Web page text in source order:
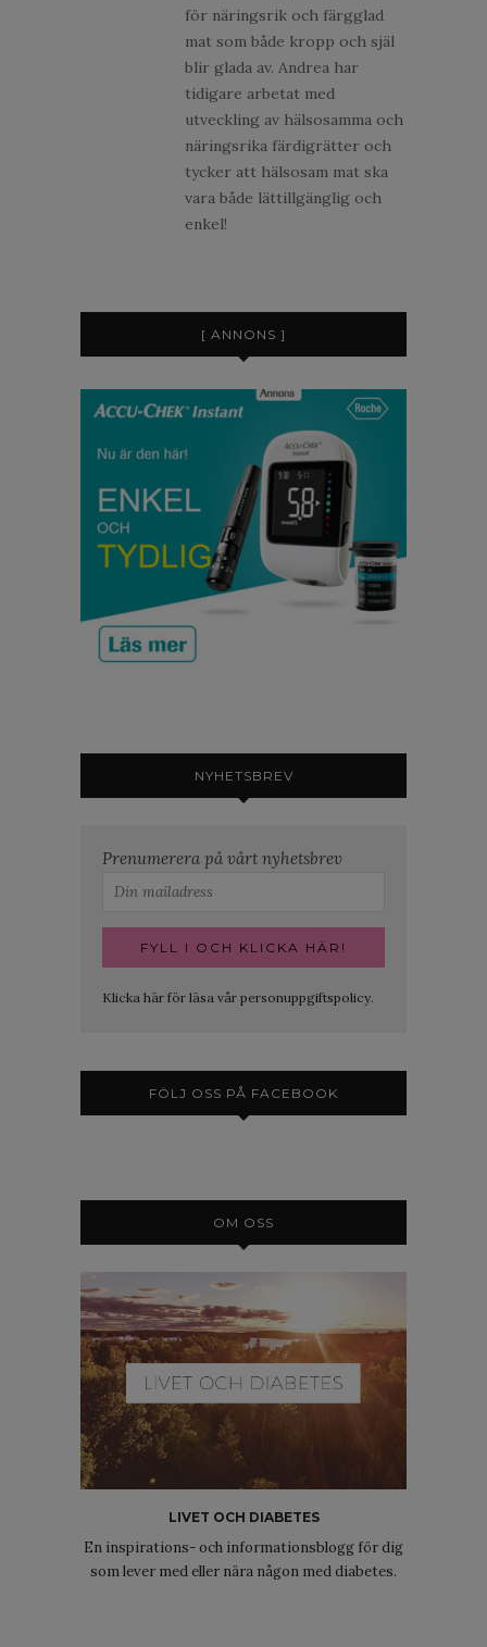
för näringsrik och färgglad
mat som både kropp och själ
blir glada av. Andrea har
tidigare arbetat med
utveckling av hälsosamma och
näringsrika färdigrätter och
tycker att hälsosam mat ska
vara både lättillgänglig och
enkel!
[ ANNONS ]
NYHETSBREV
Prenumerera på vårt nyhetsbrev
Klicka här för läsa vår personuppgiftspolicy.
FÖLJ OSS PÅ FACEBOOK
OM OSS
LIVET OCH DIABETES
En inspirations- och informationsblogg för dig
som lever med eller nära någon med diabetes.